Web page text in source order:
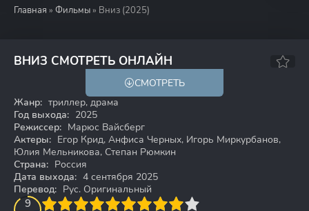
Главная » Фильмы » Вниз (2025)
ВНИЗ СМОТРЕТЬ ОНЛАЙН
5.4
СМОТРЕТЬ
Жанр: триллер, драма
Год выхода: 2025
Режиссер: Марюс Вайсберг
Актеры: Егор Крид, Анфиса Черных, Игорь Миркурбанов,
Юлия Мельникова, Степан Рюмкин
Страна: Россия
Дата выхода: 4 сентября 2025
Перевод: Рус. Оригинальный
9
4 5 6 7 8 9 10